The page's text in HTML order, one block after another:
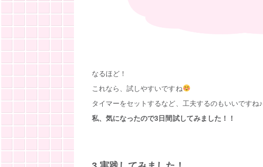
なるほど！
これなら、試しやすいですね
タイマーをセットするなど、工夫するのもいいですね♪
私、気になったので3日間試してみました！！